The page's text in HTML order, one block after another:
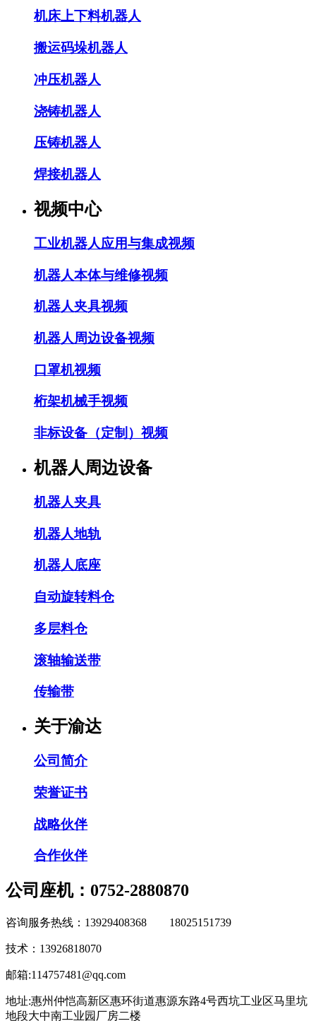
机床上下料机器人
搬运码垛机器人
冲压机器人
浇铸机器人
压铸机器人
焊接机器人
视频中心
工业机器人应用与集成视频
机器人本体与维修视频
机器人夹具视频
机器人周边设备视频
口罩机视频
桁架机械手视频
非标设备（定制）视频
机器人周边设备
机器人夹具
机器人地轨
机器人底座
自动旋转料仓
多层料仓
滚轴输送带
传输带
关于渝达
公司简介
荣誉证书
战略伙伴
合作伙伴
公司座机：0752-2880870
咨询服务热线：13929408368 18025151739
技术：13926818070
邮箱:114757481@qq.com
地址:惠州仲恺高新区惠环街道惠源东路4号西坑工业区马里坑
地段大中南工业园厂房二楼